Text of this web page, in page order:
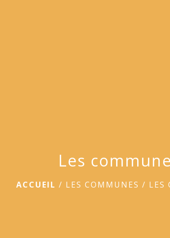
Les
ACCUEIL / LES COMMUNES / LES